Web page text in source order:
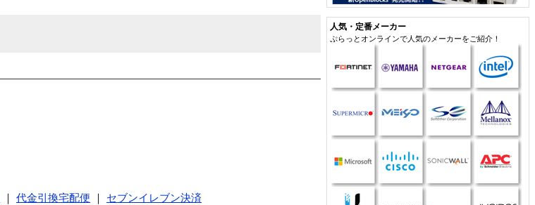
代金引換宅配便
セブンイレブン決済
人気・定番メーカー
ぷらっとオンラインで人気のメーカーをご紹介！